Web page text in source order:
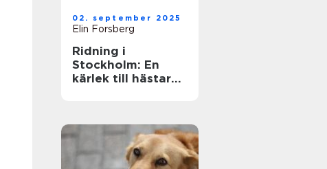
02. september 2025
Elin Forsberg
Ridning i
Stockholm: En
kärlek till hästar